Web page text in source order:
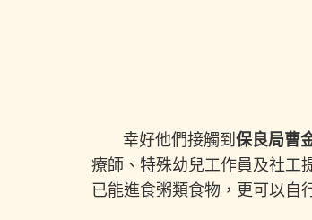
幸好他們接觸到 保良局曹
療師、特殊幼兒工作員及社工
已能進食粥類食物，更可以自